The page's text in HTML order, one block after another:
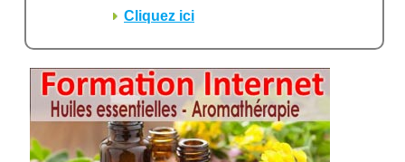
Cliquez ici